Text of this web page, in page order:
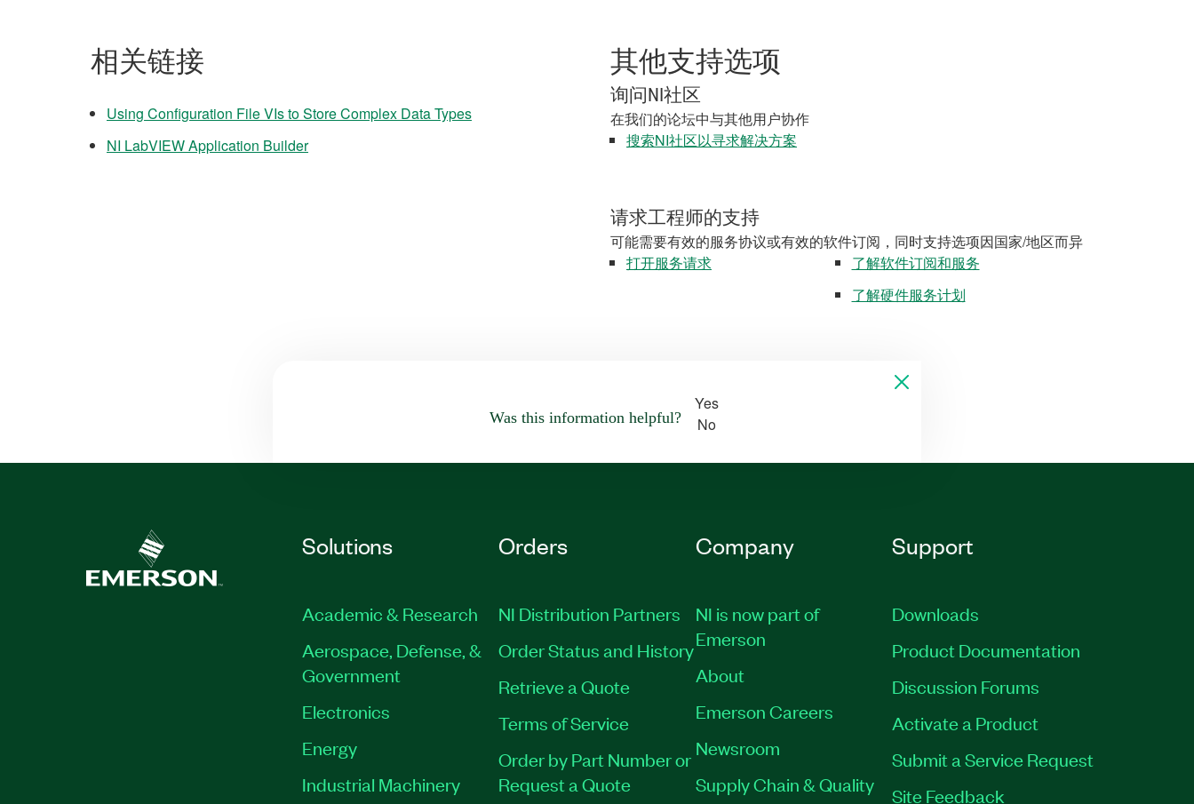
相关链接
Using Configuration File VIs to Store Complex Data Types
NI LabVIEW Application Builder
其他支持选项
询问NI社区
在我们的论坛中与其他用户协作
搜索NI社区以寻求解决方案
请求工程师的支持
可能需要有效的服务协议或有效的软件订阅，同时支持选项因国家/地区而异
打开服务请求
了解软件订阅和服务
了解硬件服务计划
Was this information helpful?
Yes
No
Solutions
Academic & Research
Aerospace, Defense, &
Government
Electronics
Energy
Industrial Machinery
Orders
NI Distribution Partners
Order Status and History
Retrieve a Quote
Terms of Service
Order by Part Number or
Request a Quote
Company
NI is now part of
Emerson
About
Emerson Careers
Newsroom
Supply Chain & Quality
Support
Downloads
Product Documentation
Discussion Forums
Activate a Product
Submit a Service Request
Site Feedback